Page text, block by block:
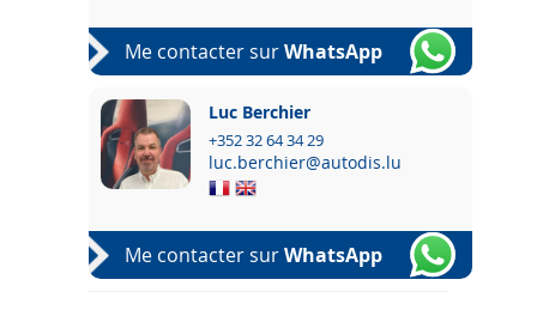
Me contacter surWhatsApp
Luc Berchier
+352 32 64 34 29
luc.berchier@autodis.lu
Me contacter surWhatsApp